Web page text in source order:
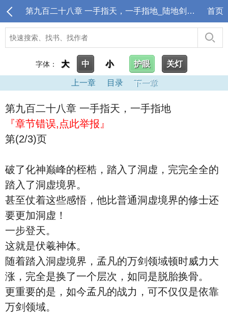
第九百二十八章 一手指天，一手指地_陆地剑仙：剑阁守剑八十年 首页
字体： 大 中 小 护眼 关灯
上一章 目录 下一章
第九百二十八章 一手指天，一手指地
『章节错误,点此举报』
第(2/3)页
破了化神巅峰的桎梏，踏入了洞虚，完完全全的
踏入了洞虚境界。
甚至仗着这些感悟，他比普通洞虚境界的修士还
要更加洞虚！
一步登天。
这就是伏羲神体。
随着踏入洞虚境界，孟凡的万剑领域顿时威力大
涨，完全是换了一个层次，如同是脱胎换骨。
更重要的是，如今孟凡的战力，可不仅仅是依靠
万剑领域。